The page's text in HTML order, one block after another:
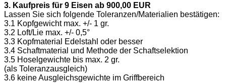
3. Kaufpreis für 9 Eisen ab 900,00 EUR
Lassen Sie sich folgende Toleranzen/Materialien bestätigen:
3.1 Kopfgewicht max. +/- 1 gr.
3.2 Loft/Lie max. +/- 0,5°
3.3 Kopfmaterial Edelstahl oder besser
3.4 Schaftmaterial und Methode der Schaftselektion
3.5 Hoselgewichte bis max. 2 gr.
(als Toleranzausgleich)
3.6 keine Ausgleichsgewichte im Griffbereich